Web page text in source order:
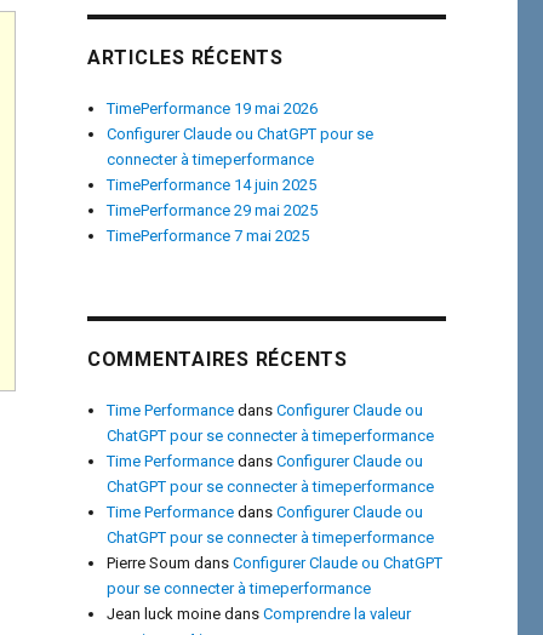
ARTICLES RÉCENTS
TimePerformance 19 mai 2026
Configurer Claude ou ChatGPT pour se
connecter à timeperformance
TimePerformance 14 juin 2025
TimePerformance 29 mai 2025
TimePerformance 7 mai 2025
COMMENTAIRES RÉCENTS
Time Performance dansConfigurer Claude ou
ChatGPT pour se connecter à timeperformance
Time Performance dansConfigurer Claude ou
ChatGPT pour se connecter à timeperformance
Time Performance dansConfigurer Claude ou
ChatGPT pour se connecter à timeperformance
Pierre Soum dansConfigurer Claude ou ChatGPT
pour se connecter à timeperformance
Jean luck moine dansComprendre la valeur